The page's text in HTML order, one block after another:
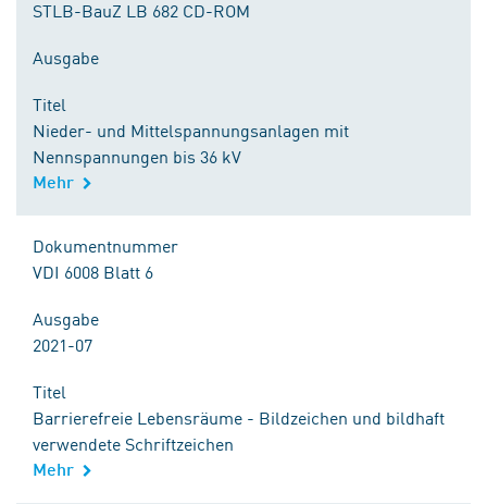
STLB-BauZ LB 682 CD-ROM
Ausgabe
Titel
Nieder- und Mittelspannungsanlagen mit
Nennspannungen bis 36 kV
Mehr
Dokumentnummer
VDI 6008 Blatt 6
Ausgabe
2021-07
Titel
Barrierefreie Lebensräume - Bildzeichen und bildhaft
verwendete Schriftzeichen
Mehr